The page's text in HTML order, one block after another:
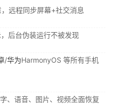
远程同步屏幕+社交消息
后台伪装运行不被发现
/华为HarmonyOS 等所有手机
、语音、图片、视频全面恢复